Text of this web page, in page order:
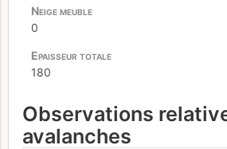
0
180
Observations
avalanches